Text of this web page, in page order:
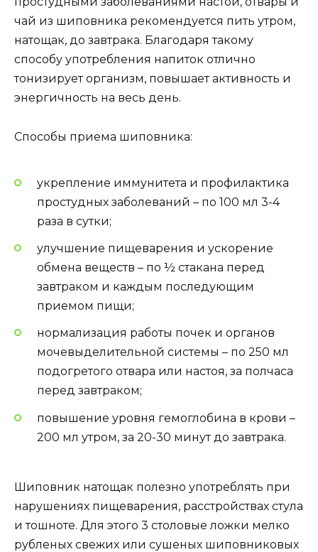
чай из шиповника рекомендуется пить утром,
натощак, до завтрака. Благодаря такому
способу употребления напиток отлично
тонизирует организм, повышает активность и
энергичность на весь день.
Способы приема шиповника:
укрепление иммунитета и профилактика
простудных заболеваний – по 100 мл 3-4
раза в сутки;
улучшение пищеварения и ускорение
обмена веществ – по ½ стакана перед
завтраком и каждым последующим
приемом пищи;
нормализация работы почек и органов
мочевыделительной системы – по 250 мл
подогретого отвара или настоя, за полчаса
перед завтраком;
повышение уровня гемоглобина в крови –
200 мл утром, за 20-30 минут до завтрака.
Шиповник натощак полезно употреблять при
нарушениях пищеварения, расстройствах стула
и тошноте. Для этого 3 столовые ложки мелко
рубленых свежих или сушеных шиповниковых